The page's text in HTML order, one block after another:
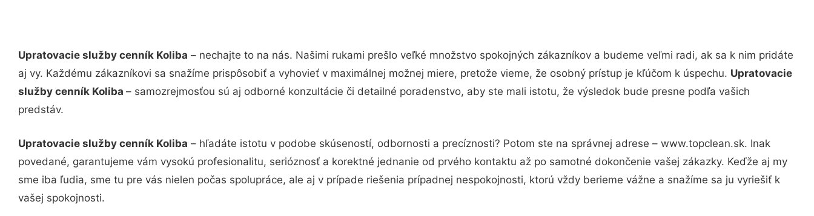
Upratovacie služby cenník Koliba – nechajte to na nás. Našimi rukami prešlo veľké množstvo spokojných zákazníkov a budeme veľmi radi, ak sa k nim pridáte
aj vy. Každému zákazníkovi sa snažíme prispôsobiť a vyhovieť v maximálnej možnej miere, pretože vieme, že osobný prístup je kľúčom k úspechu. Upratovacie
služby cenník Koliba – samozrejmosťou sú aj odborné konzultácie či detailné poradenstvo, aby ste mali istotu, že výsledok bude presne podľa vašich
predstáv.
Upratovacie služby cenník Koliba – hľadáte istotu v podobe skúseností, odbornosti a precíznosti? Potom ste na správnej adrese – www.topclean.sk. Inak
povedané, garantujeme vám vysokú profesionalitu, serióznosť a korektné jednanie od prvého kontaktu až po samotné dokončenie vašej zákazky. Keďže aj my
sme iba ľudia, sme tu pre vás nielen počas spolupráce, ale aj v prípade riešenia prípadnej nespokojnosti, ktorú vždy berieme vážne a snažíme sa ju vyriešiť k
vašej spokojnosti.